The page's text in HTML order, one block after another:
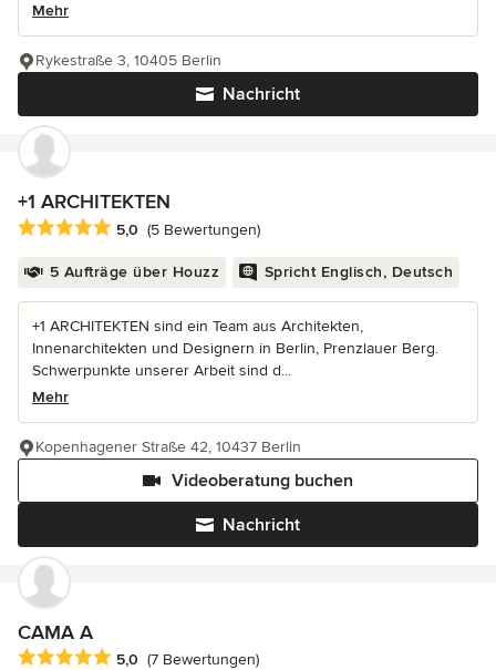
Mehr
Nachricht
Rykestraße 3, 10405 Berlin
+1 ARCHITEKTEN
Durchschnittliche Bewertung: 5 von 5 Sternen
5,0 (5 Bewertungen)
5 Aufträge über Houzz Spricht Englisch, Deutsch
+1 ARCHITEKTEN sind ein Team aus Architekten,
Innenarchitekten und Designern in Berlin, Prenzlauer Berg.
Schwerpunkte unserer Arbeit sind d...
Mehr
Nachricht
Videoberatung buchen
Kopenhagener Straße 42, 10437 Berlin
CAMA A
Durchschnittliche Bewertung: 5 von 5 Sternen
5,0 (7 Bewertungen)